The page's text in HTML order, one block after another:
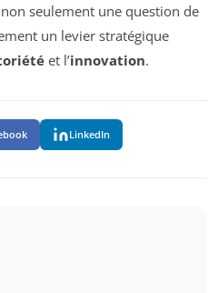
seulement une question de
un levier stratégique
et l’innovation.
LinkedIn